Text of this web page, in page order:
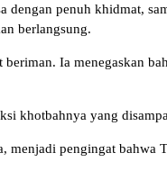
penuh khidmat,
berlangsung.
Ia menegaskan
khotbahnya yang
pengingat bahwa